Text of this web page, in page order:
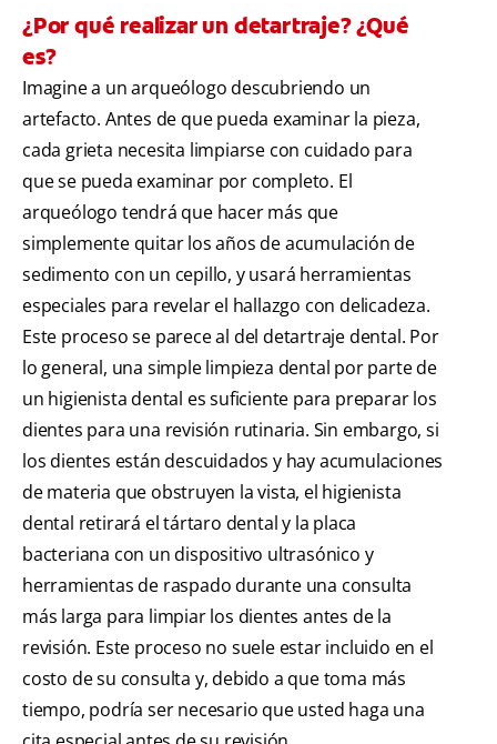
¿Por qué realizar un detartraje? ¿Qué
es?
Imagine a un arqueólogo descubriendo un
artefacto. Antes de que pueda examinar la pieza,
cada grieta necesita limpiarse con cuidado para
que se pueda examinar por completo. El
arqueólogo tendrá que hacer más que
simplemente quitar los años de acumulación de
sedimento con un cepillo, y usará herramientas
especiales para revelar el hallazgo con delicadeza.
Este proceso se parece al del detartraje dental. Por
lo general, una simple limpieza dental por parte de
un higienista dental es suficiente para preparar los
dientes para una revisión rutinaria. Sin embargo, si
los dientes están descuidados y hay acumulaciones
de materia que obstruyen la vista, el higienista
dental retirará el tártaro dental y la placa
bacteriana con un dispositivo ultrasónico y
herramientas de raspado durante una consulta
más larga para limpiar los dientes antes de la
revisión. Este proceso no suele estar incluido en el
costo de su consulta y, debido a que toma más
tiempo, podría ser necesario que usted haga una